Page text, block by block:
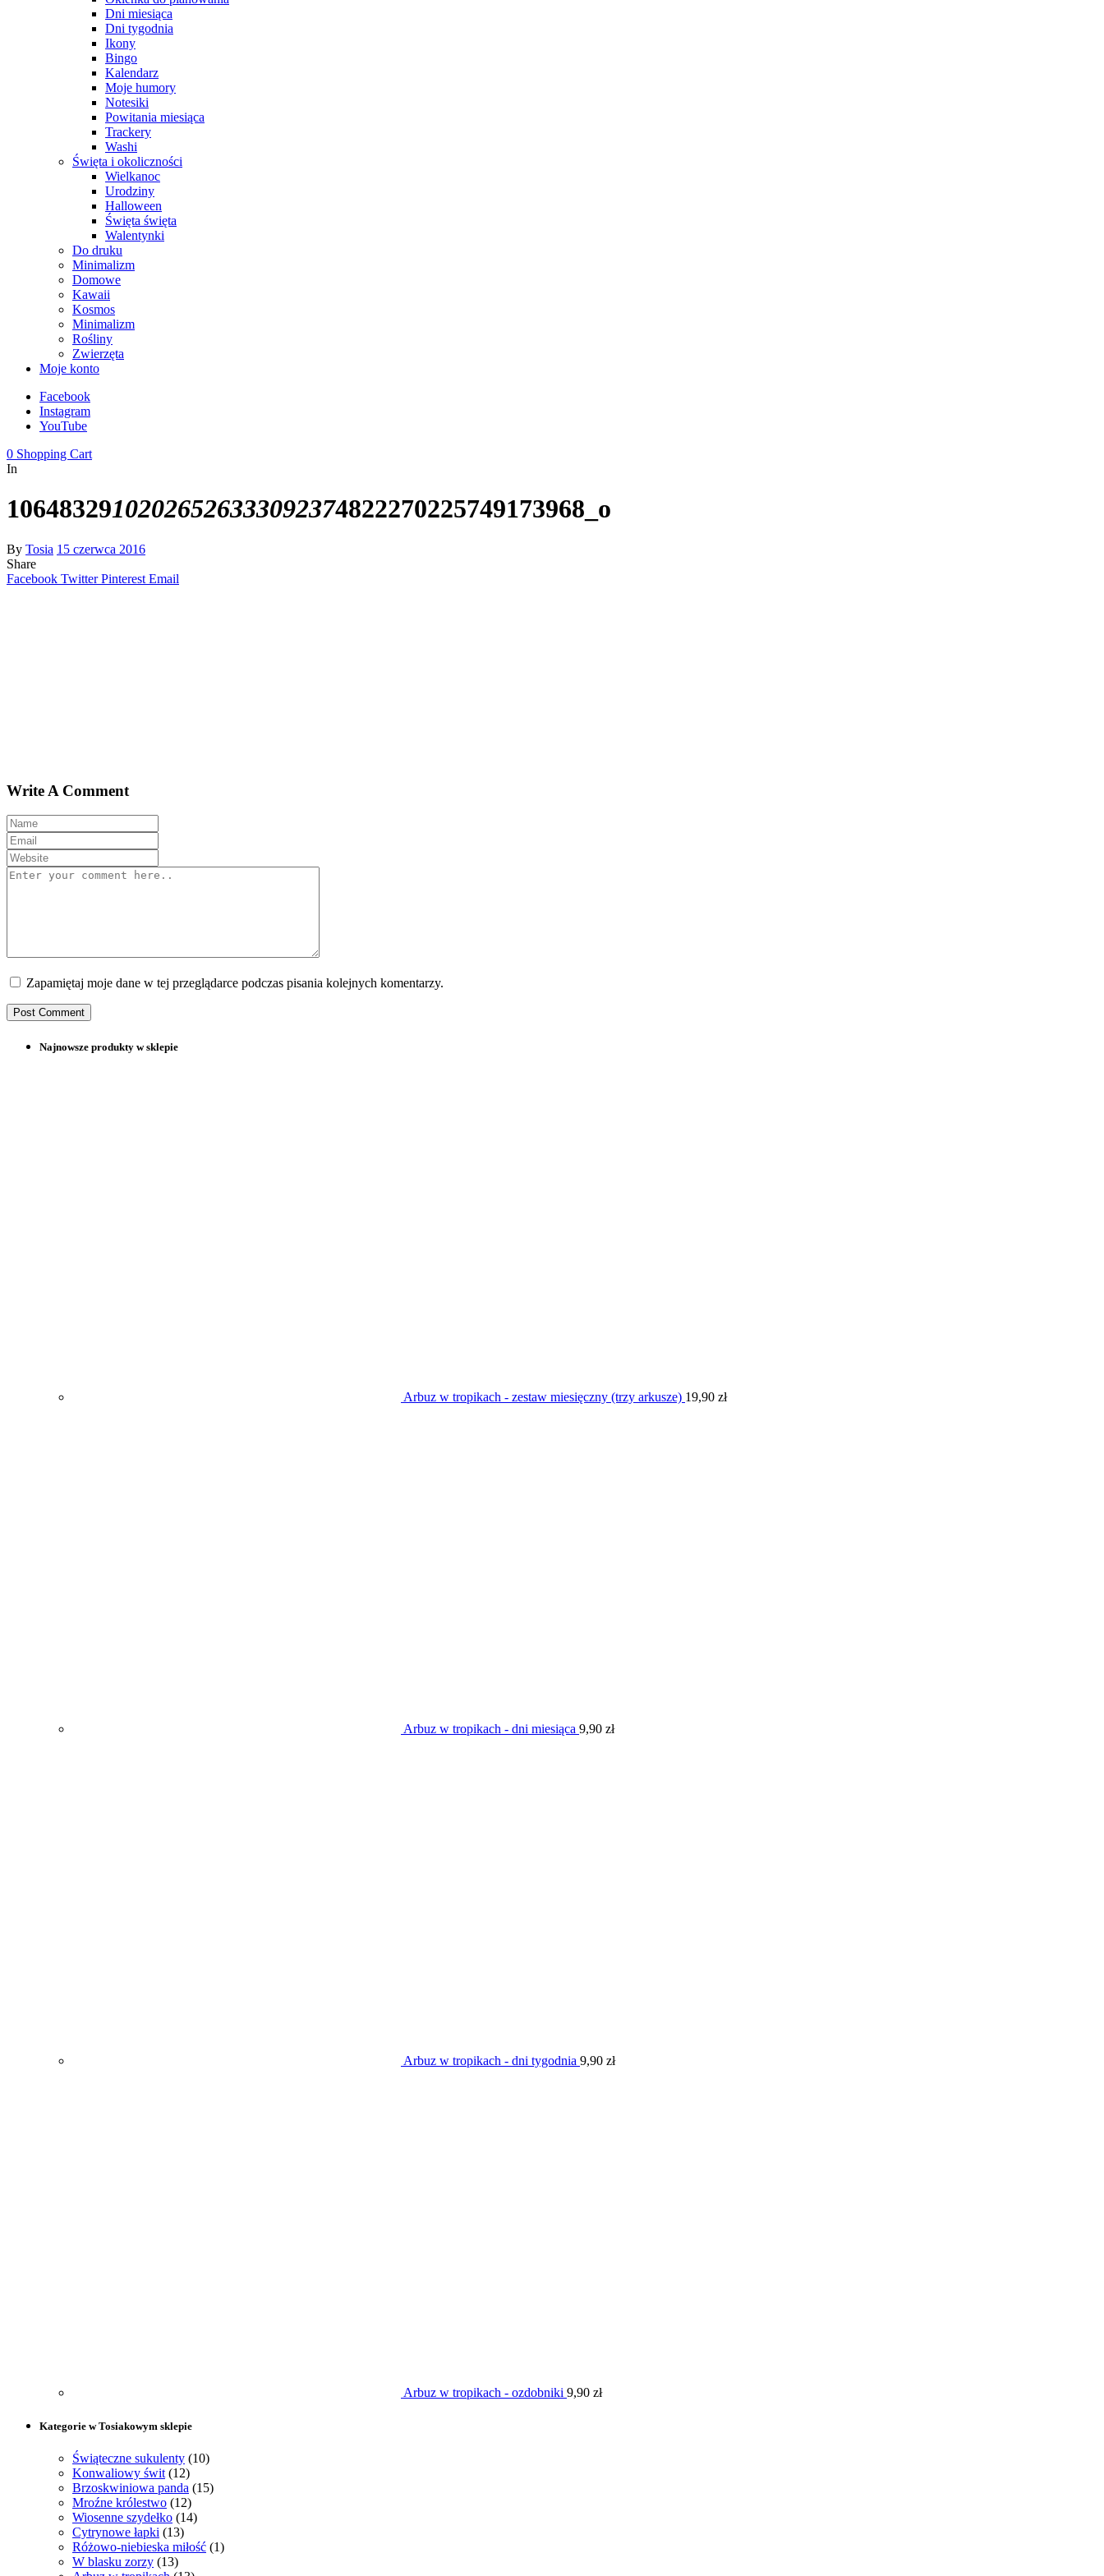
Dni miesiąca
Dni tygodnia
Ikony
Bingo
Kalendarz
Moje humory
Notesiki
Powitania miesiąca
Trackery
Washi
Święta i okoliczności
Wielkanoc
Urodziny
Halloween
Święta święta
Walentynki
Do druku
Minimalizm
Domowe
Kawaii
Kosmos
Minimalizm
Rośliny
Zwierzęta
Moje konto
Facebook
Instagram
YouTube
0 Shopping Cart
In
10648329102026526333092374822270225749173968_o
By Tosia 15 czerwca 2016
Share
Facebook Twitter Pinterest Email
Write A Comment
Zapamiętaj moje dane w tej przeglądarce podczas pisania kolejnych komentarzy.
Najnowsze produkty w sklepie
Arbuz w tropikach - zestaw miesięczny (trzy arkusze) 19,90 zł
Arbuz w tropikach - dni miesiąca 9,90 zł
Arbuz w tropikach - dni tygodnia 9,90 zł
Arbuz w tropikach - ozdobniki 9,90 zł
Kategorie w Tosiakowym sklepie
Świąteczne sukulenty (10)
Konwaliowy świt (12)
Brzoskwiniowa panda (15)
Mroźne królestwo (12)
Wiosenne szydełko (14)
Cytrynowe łapki (13)
Różowo-niebieska miłość (1)
W blasku zorzy (13)